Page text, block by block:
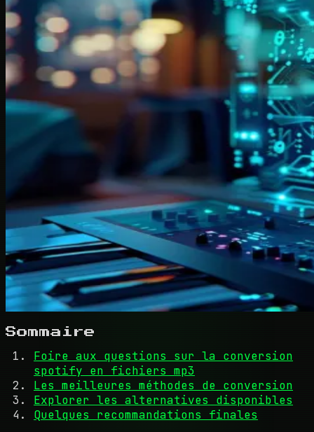
Sommaire
Foire aux questions sur la conversion
spotify en fichiers mp3
Les meilleures méthodes de conversion
Explorer les alternatives disponibles
Quelques recommandations finales